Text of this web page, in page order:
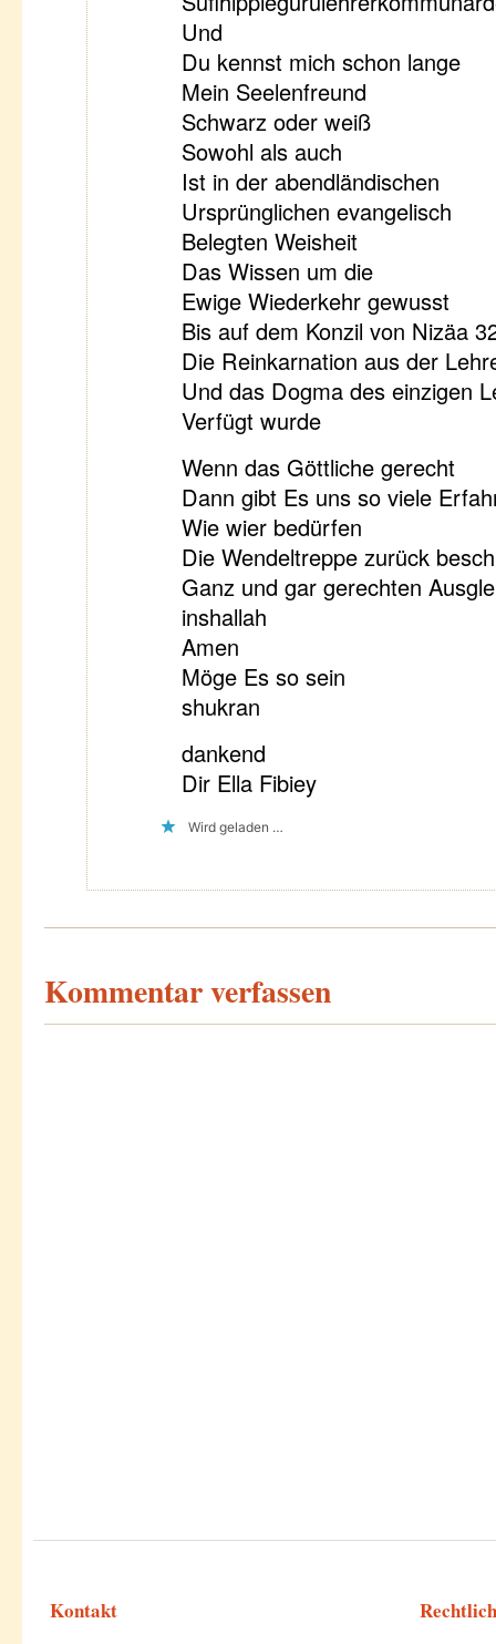
Und
Du kennst mich schon lange
Mein Seelenfreund
Schwarz oder weiß
Sowohl als auch
Ist in der abendländischen
Ursprünglichen evangelisch
Belegten Weisheit
Das Wissen um die
Ewige Wiederkehr gewusst
Bis auf dem Konzil von Nizäa
Die Reinkarnation aus der
Und das Dogma des einzigen
Verfügt wurde
Wenn das Göttliche gerecht
Dann gibt Es uns so viele
Wie wier bedürfen
Die Wendeltreppe zurück
Ganz und gar gerechten
inshallah
Amen
Möge Es so sein
shukran
dankend
Dir Ella Fibiey
Wird geladen …
Kommentar verfassen
Kontakt